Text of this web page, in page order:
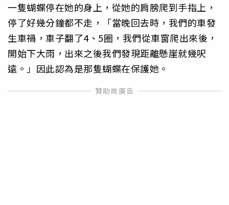
一隻蝴蝶停在她的身上，從她的肩膀爬到手指上，
停了好幾分鐘都不走，「當晚回去時，我們的車發
生車禍，車子翻了4、5圈，我們從車窗爬出來後，
開始下大雨，出來之後我們發現距離懸崖就幾呎
遠。」因此認為是那隻蝴蝶在保護她。